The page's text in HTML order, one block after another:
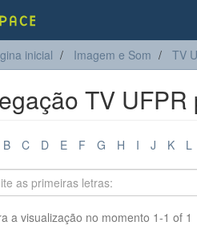
inicial Imagem e Som TV
TV UFPR
B C D E F G H I J K L
a visualização no momento 1-1 of 1